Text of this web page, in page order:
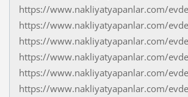
https://www.nakliyatyapanlar.com/
https://www.nakliyatyapanlar.com/
https://www.nakliyatyapanlar.com/
https://www.nakliyatyapanlar.com/
https://www.nakliyatyapanlar.com/
https://www.nakliyatyapanlar.com/